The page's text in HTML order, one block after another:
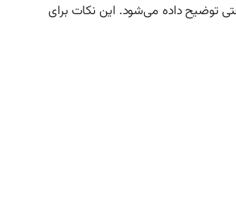
مصرف آب روزانه شما به راحتی توضیح داده می‌شود. این نکات برای